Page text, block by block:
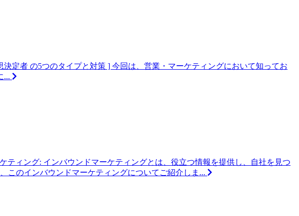
決定者 の5つのタイプと対策 ] 今回は、営業・マーケティングにおいて知ってお
...
ティング: インバウンドマーケティングとは、役立つ情報を提供し、自社を見つ
このインバウンドマーケティングについてご紹介しま...